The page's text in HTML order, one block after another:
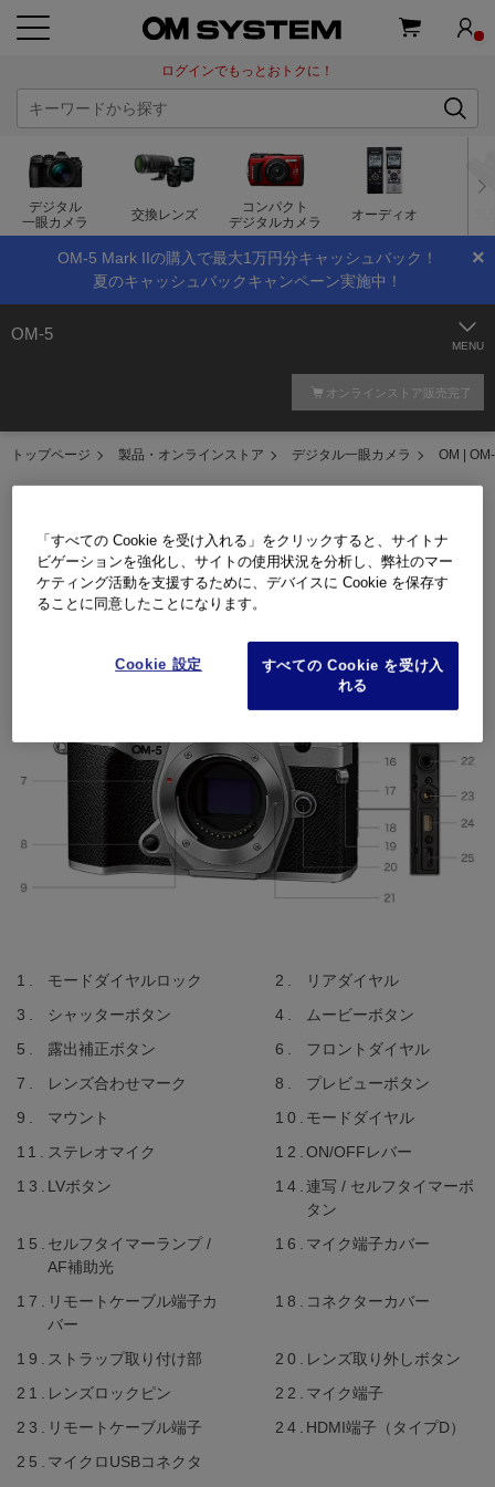
ログインでもっとおトクに！
デジタル
一眼カメラ
交換レンズ
コンパクト
デジタルカメラ
オーディオ
×
OM-5 Mark IIの購入で最大1万円分キャッシュバック！
夏のキャッシュバックキャンペーン実施中！
OM-5
オンラインストア販売完了
トップページ 製品・オンラインストア デジタル一眼カメラ OM |
正面
モードダイヤルロック
リアダイヤル
シャッターボタン
ムービーボタン
露出補正ボタン
フロントダイヤル
レンズ合わせマーク
プレビューボタン
マウント
モードダイヤル
ステレオマイク
ON/OFFレバー
LVボタン
連写 / セルフタイマーボ
タン
セルフタイマーランプ /
AF補助光
マイク端子カバー
リモートケーブル端子カ
バー
コネクターカバー
ストラップ取り付け部
レンズ取り外しボタン
レンズロックピン
マイク端子
リモートケーブル端子
HDMI端子（タイプD）
マイクロUSBコネクタ
「すべての Cookie を受け入れる」をクリックすると、サイトナ
ビゲーションを強化し、サイトの使用状況を分析し、弊社のマー
ケティング活動を支援するために、デバイスに Cookie を保存す
ることに同意したことになります。
Cookie 設定
すべての Cookie を受け入
れる